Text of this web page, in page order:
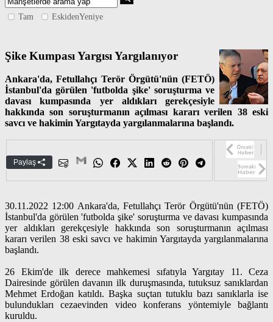
Tam EskidenYeniye
Şike Kumpası Yargısı Yargılanıyor
Ankara'da, Fetullahçı Terör Örgütü'nün (FETÖ)
İstanbul'da görülen 'futbolda şike' soruşturma ve
davası kumpasında yer aldıkları gerekçesiyle
hakkında son soruşturmanın açılması kararı verilen 38 eski
savcı ve hakimin Yargıtayda yargılanmalarına başlandı.
Paylaş
30.11.2022 12:00 Ankara'da, Fetullahçı Terör Örgütü'nün (FETÖ)
İstanbul'da görülen 'futbolda şike' soruşturma ve davası kumpasında
yer aldıkları gerekçesiyle hakkında son soruşturmanın açılması
kararı verilen 38 eski savcı ve hakimin Yargıtayda yargılanmalarına
başlandı.
26 Ekim'de ilk derece mahkemesi sıfatıyla Yargıtay 11. Ceza
Dairesinde görülen davanın ilk duruşmasında, tutuksuz sanıklardan
Mehmet Erdoğan katıldı. Başka suçtan tutuklu bazı sanıklarla ise
bulundukları cezaevinden video konferans yöntemiyle bağlantı
kuruldu.